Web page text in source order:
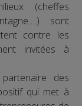
(cheffes
sont
contre les
invitées à
des
qui met à